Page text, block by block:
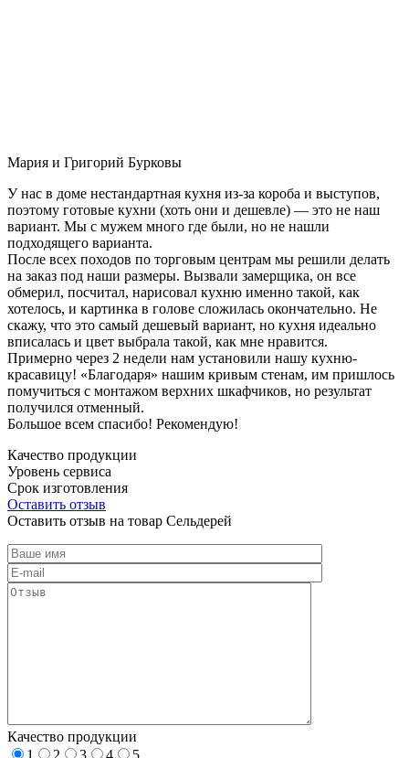
Мария и Григорий Бурковы
У нас в доме нестандартная кухня из-за короба и выступов,
поэтому готовые кухни (хоть они и дешевле) — это не наш
вариант. Мы с мужем много где были, но не нашли
подходящего варианта.
После всех походов по торговым центрам мы решили делать
на заказ под наши размеры. Вызвали замерщика, он все
обмерил, посчитал, нарисовал кухню именно такой, как
хотелось, и картинка в голове сложилась окончательно. Не
скажу, что это самый дешевый вариант, но кухня идеально
вписалась и цвет выбрала такой, как мне нравится.
Примерно через 2 недели нам установили нашу кухню-
красавицу! «Благодаря» нашим кривым стенам, им пришлось
помучиться с монтажом верхних шкафчиков, но результат
получился отменный.
Большое всем спасибо! Рекомендую!
Качество продукции
Уровень сервиса
Срок изготовления
Оставить отзыв
Оставить отзыв на товар Сельдерей
Качество продукции
1
2 3 4
5